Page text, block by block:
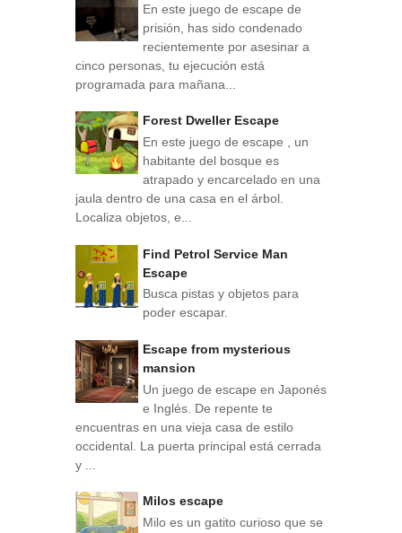
En este juego de escape de
prisión, has sido condenado
recientemente por asesinar a
cinco personas, tu ejecución está
programada para mañana...
Forest Dweller Escape
En este juego de escape , un
habitante del bosque es
atrapado y encarcelado en una
jaula dentro de una casa en el árbol.
Localiza objetos, e...
Find Petrol Service Man
Escape
Busca pistas y objetos para
poder escapar.
Escape from mysterious
mansion
Un juego de escape en Japonés
e Inglés. De repente te
encuentras en una vieja casa de estilo
occidental. La puerta principal está cerrada
y ...
Milos escape
Milo es un gatito curioso que se